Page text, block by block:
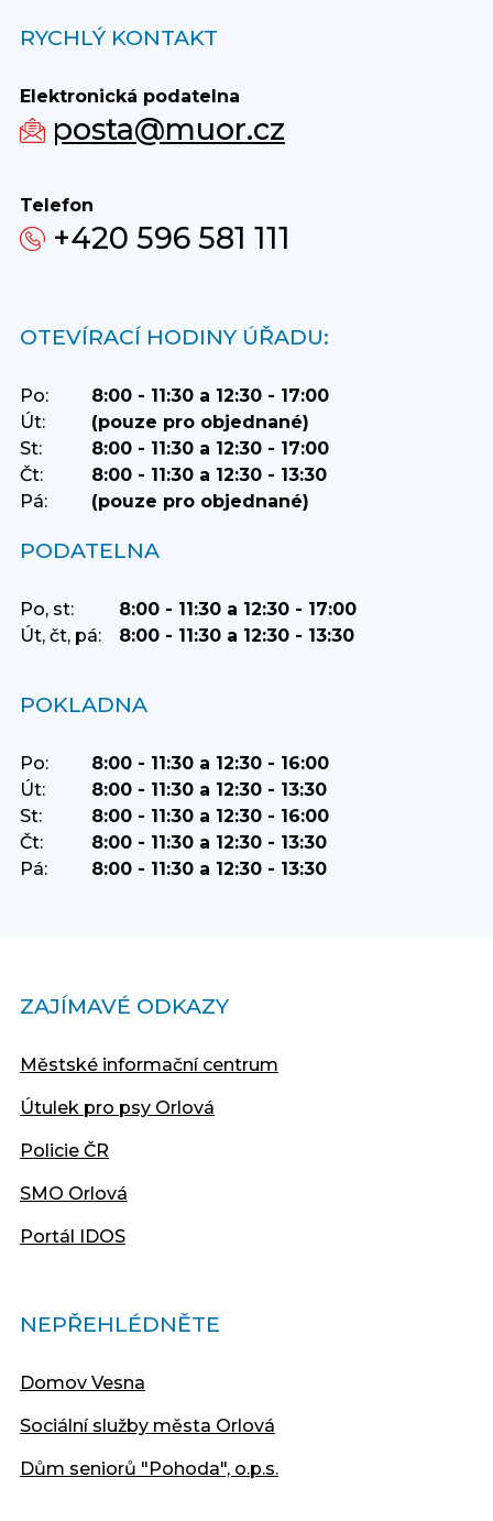
RYCHLÝ KONTAKT
Elektronická podatelna
posta@muor.cz
Telefon
+420 596 581 111
OTEVÍRACÍ HODINY ÚŘADU:
Po:
8:00 - 11:30 a 12:30 - 17:00
Út:
(pouze pro objednané)
St:
8:00 - 11:30 a 12:30 - 17:00
Čt:
8:00 - 11:30 a 12:30 - 13:30
Pá:
(pouze pro objednané)
PODATELNA
Po, st:
8:00 - 11:30 a 12:30 - 17:00
Út, čt, pá:
8:00 - 11:30 a 12:30 - 13:30
POKLADNA
Po:
8:00 - 11:30 a 12:30 - 16:00
Út:
8:00 - 11:30 a 12:30 - 13:30
St:
8:00 - 11:30 a 12:30 - 16:00
Čt:
8:00 - 11:30 a 12:30 - 13:30
Pá:
8:00 - 11:30 a 12:30 - 13:30
ZAJÍMAVÉ ODKAZY
Městské informační centrum
Útulek pro psy Orlová
Policie ČR
SMO Orlová
Portál IDOS
NEPŘEHLÉDNĚTE
Domov Vesna
Sociální služby města Orlová
Dům seniorů "Pohoda", o.p.s.